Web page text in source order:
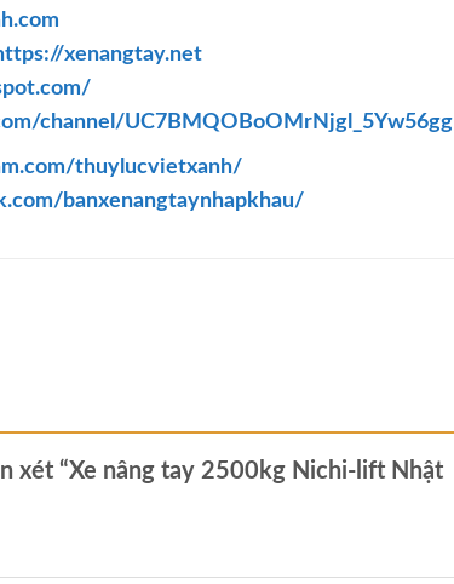
xenangtay.net
channel/UC7BMQOBoOMrNjgl_5Yw56gg
thuylucvietxanh/
banxenangtaynhapkhau/
xét “Xe nâng tay 2500kg Nichi-lift Nhật